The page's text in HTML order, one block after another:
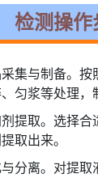
检测操作
集与制备。
匀浆等处理，
提取。选择合
取出来。
分离。对提